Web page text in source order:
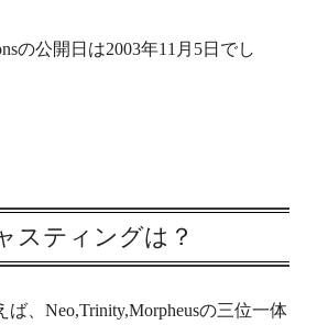
の公開日は2003年11月5日でし
スティングは？
、Neo,Trinity,Morpheusの三位一体